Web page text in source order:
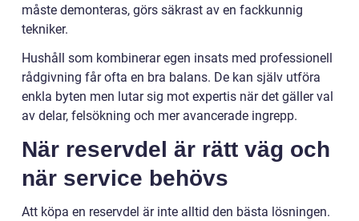
måste demonteras, görs säkrast av en fackkunnig
tekniker.
Hushåll som kombinerar egen insats med professionell
rådgivning får ofta en bra balans. De kan själv utföra
enkla byten men lutar sig mot expertis när det gäller val
av delar, felsökning och mer avancerade ingrepp.
När reservdel är rätt väg och
när service behövs
Att köpa en reservdel är inte alltid den bästa lösningen.